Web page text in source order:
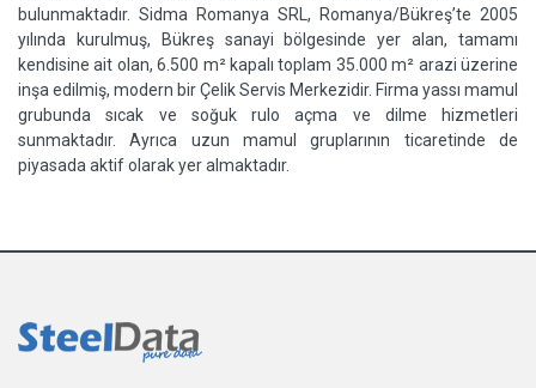
bulunmaktadır. Sidma Romanya SRL, Romanya/Bükreş’te 2005
yılında kurulmuş, Bükreş sanayi bölgesinde yer alan, tamamı
kendisine ait olan, 6.500 m² kapalı toplam 35.000 m² arazi üzerine
inşa edilmiş, modern bir Çelik Servis Merkezidir. Firma yassı mamul
grubunda sıcak ve soğuk rulo açma ve dilme hizmetleri
sunmaktadır. Ayrıca uzun mamul gruplarının ticaretinde de
piyasada aktif olarak yer almaktadır.